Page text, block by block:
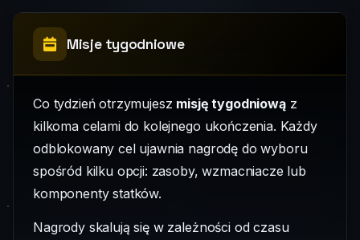
Misje tygodniowe
Co tydzień otrzymujesz misję tygodniowąz
kilkoma celami do kolejnego ukończenia. Każdy
odblokowany cel ujawnia nagrodę do wyboru
spośród kilku opcji: zasoby, wzmacniacze lub
komponenty statków.
Nagrody skalują się w zależności od czasu